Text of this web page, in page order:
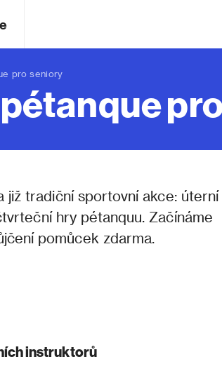
pro seniory
již tradiční sportovní akce: úterní
hry pétanquu. Začínáme
pomůcek zdarma.
instruktorů